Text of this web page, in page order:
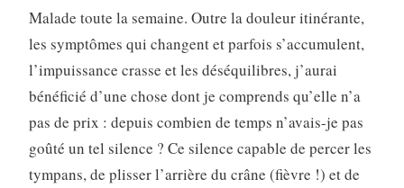
Malade toute la semaine. Outre la douleur itinérante,
les symptômes qui changent et parfois s’accumulent,
l’impuissance crasse et les déséquilibres, j’aurai
bénéficié d’une chose dont je comprends qu’elle n’a
pas de prix : depuis combien de temps n’avais-je pas
goûté un tel silence ? Ce silence capable de percer les
tympans, de plisser l’arrière du crâne (fièvre !) et de